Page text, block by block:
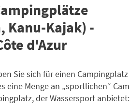
Kanu-Kajak) -
d'Azur
Sie sich für einen
eine Menge an „sportlichen“
der Wassersport